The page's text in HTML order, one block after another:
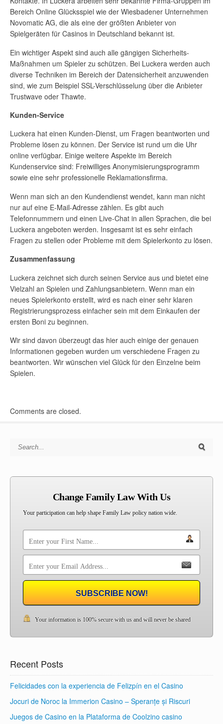
Bereich Online Glücksspiel wie der Wiesbadener Unternehmen
Novomatic AG, die als eine der größten Anbieter von
Spielgeräten für Casinos in Deutschland bekannt ist.
Ein wichtiger Aspekt sind auch alle gängigen Sicherheits-
Maßnahmen um Spieler zu schützen. Bei Luckera werden auch
diverse Techniken im Bereich der Datensicherheit anzuwenden
sind, wie zum Beispiel SSL-Verschlüsselung über die Anbieter
Trustwave oder Thawte.
Kunden-Service
Luckera hat einen Kunden-Dienst, um Fragen beantworten und
Probleme lösen zu können. Der Service ist rund um die Uhr
online verfügbar. Einige weitere Aspekte im Bereich
Kundenservice sind: Freiwilliges Anonymisierungsprogramm
sowie eine sehr professionelle Reklamationsfirma.
Wenn man sich an den Kundendienst wendet, kann man nicht
nur auf eine E-Mail-Adresse zählen. Es gibt auch
Telefonnummern und einen Live-Chat in allen Sprachen, die bei
Luckera angeboten werden. Insgesamt ist es sehr einfach
Fragen zu stellen oder Probleme mit dem Spielerkonto zu lösen.
Zusammenfassung
Luckera zeichnet sich durch seinen Service aus und bietet eine
Vielzahl an Spielen und Zahlungsanbietern. Wenn man ein
neues Spielerkonto erstellt, wird es nach einer sehr klaren
Registrierungsprozess einfacher sein mit dem Einkaufen der
ersten Boni zu beginnen.
Wir sind davon überzeugt das hier auch einige der genauen
Informationen gegeben wurden um verschiedene Fragen zu
beantworten. Wir wünschen viel Glück für den Einzelne beim
Spielen.
Comments are closed.
Search for:
Change Family Law With Us
Your participation can help shape Family Law policy nation wide.
SUBSCRIBE NOW!
Your information is 100% secure with us and will never be shared
Recent Posts
Felicidades con la experiencia de Felizpín en el Casino
Jocuri de Noroc la Immerion Casino – Speranțe și Riscuri
Juegos de Casino en la Plataforma de Coolzino casino